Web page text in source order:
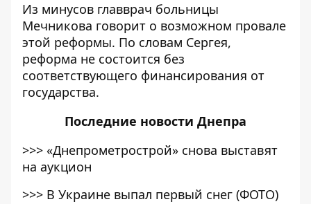
Из минусов главврач больницы
Мечникова говорит о возможном провале
этой реформы. По словам Сергея,
реформа не состоится без
соответствующего финансирования от
государства.
Последние новости Днепра
>>> «Днепрометрострой» снова выставят
на аукцион
>>> В Украине выпал первый снег (ФОТО)